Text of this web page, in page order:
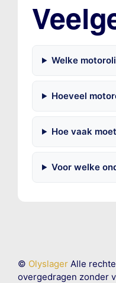
Welke
Hoeveel
Hoe vaak
Voor welke
© OlyslagerAlle
overgedragen zonder